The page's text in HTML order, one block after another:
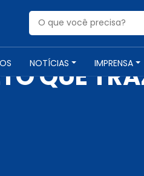
NOTÍCIAS IMPRENSA
QUE